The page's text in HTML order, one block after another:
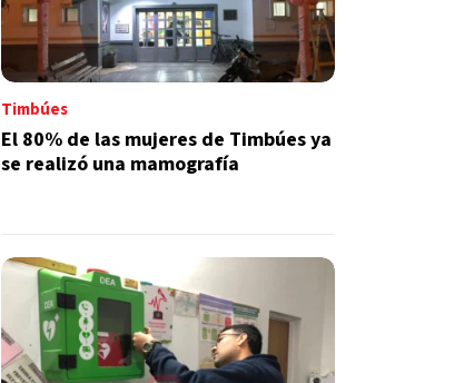
Timbúes
El 80% de las mujeres de Timbúes ya
se realizó una mamografía